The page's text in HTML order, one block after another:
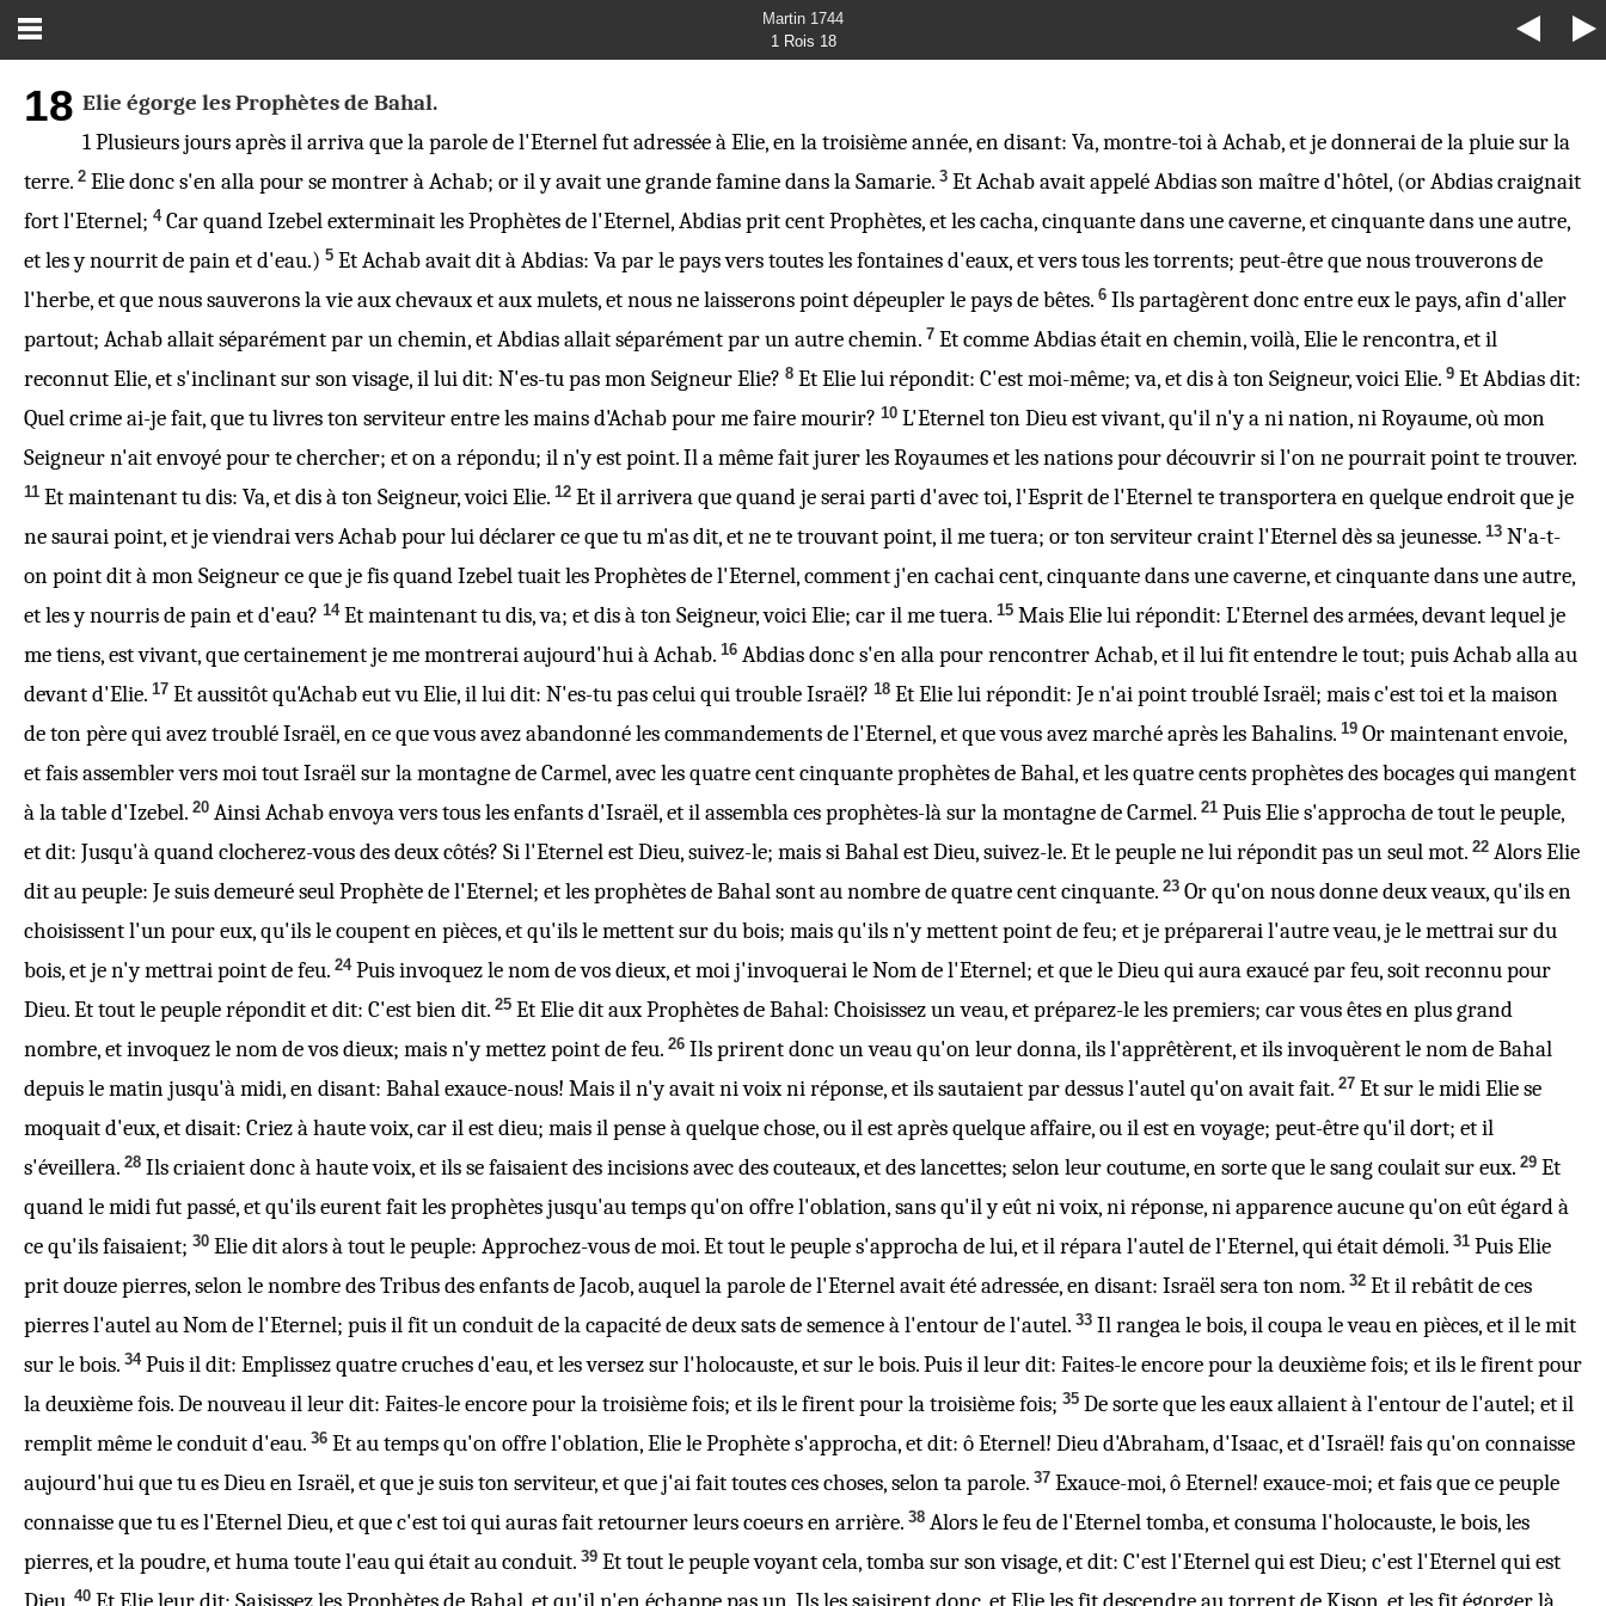
Martin 1744
1 Rois 18
18 Elie égorge les Prophètes de Bahal.
1Plusieurs jours après il arriva que la parole de l'Eternel futadresséeà Elie, en la troisième année, en disant: Va, montre-toi à Achab, et je donnerai de la pluie sur la
terre. 2 Elie donc s'en alla pour se montrer à Achab; or il y avait une grande famine dans la Samarie. 3 Et Achab avait appelé Abdias son maître d'hôtel, (or Abdias craignait
fort l'Eternel; 4 Car quand Izebel exterminait les Prophètes de l'Eternel, Abdias prit cent Prophètes, et les cacha, cinquante dans une caverne, et cinquante dans une autre,
et les y nourrit de pain et d'eau.) 5 Et Achab avait dit à Abdias: Va par le pays vers toutes les fontaines d'eaux, et vers tous les torrents; peut-être que nous trouverons de
l'herbe, et que nous sauverons la vie aux chevaux et aux mulets, et nous ne laisserons point dépeupler le pays de bêtes. 6 Ils partagèrent donc entre eux le pays, afin d'aller
partout; Achab allait séparément par un chemin, et Abdias allait séparément par un autre chemin. 7 Et comme Abdias était en chemin, voilà, Elie le rencontra, et il
reconnut Elie, et s'inclinant sur son visage, il lui dit: N'es-tu pas mon Seigneur Elie? 8 EtElielui répondit: C'est moi-même; va,etdis à ton Seigneur, voici Elie. 9 Et Abdias dit:
Quel crime ai-je fait, que tu livres ton serviteur entre les mains d'Achab pour me faire mourir? 10 L'Eternel ton Dieu est vivant, qu'il n'y a ni nation, ni Royaume, où mon
Seigneur n'ait envoyé pour te chercher; et on a répondu; il n'y est point. Il a même fait jurer les Royaumes et les nationspour découvrirsi l'on ne pourrait point te trouver.
11 Et maintenant tu dis: Va,etdis à ton Seigneur, voici Elie. 12 Et il arrivera que quand je serai parti d'avec toi, l'Esprit de l'Eternel te transportera en quelque endroit que je
ne saurai point, et je viendrai vers Achab pour lui déclarerce que tu m'as dit, et ne te trouvant point, il me tuera; or ton serviteur craint l'Eternel dès sa jeunesse. 13 N'a-t-
on point dit à mon Seigneur ce que je fis quand Izebel tuait les Prophètes de l'Eternel, comment j'en cachai cent, cinquante dans une caverne, et cinquante dans une autre,
et les y nourris de pain et d'eau? 14 Et maintenant tu dis, va; etdis à ton Seigneur, voici Elie; car il me tuera. 15 Mais Elie lui répondit: L'Eternel des armées, devant lequel je
me tiens, est vivant, que certainement je me montrerai aujourd'hui à Achab. 16 Abdias donc s'en alla pour rencontrer Achab, et il lui fit entendre le tout; puis Achab alla au
devant d'Elie. 17 Et aussitôt qu'Achab eut vu Elie, il lui dit: N'es-tu pas celui qui trouble Israël? 18 EtElielui répondit: Je n'ai point troublé Israël; maisc'esttoi et la maison
de ton pèrequi avez troublé Israël, en ce que vous avez abandonné les commandements de l'Eternel, et que vous avez marché après les Bahalins. 19 Or maintenant envoie,
et fais assembler vers moi tout Israël sur la montagne de Carmel, avec les quatre cent cinquante prophètes de Bahal, et les quatre cents prophètes des bocages qui mangent
à la table d'Izebel. 20 Ainsi Achab envoya vers tous les enfants d'Israël, et il assembla ces prophètes-là sur la montagne de Carmel. 21 Puis Elie s'approcha de tout le peuple,
et dit: Jusqu'à quand clocherez-vous des deux côtés? Si l'Eternel est Dieu, suivez-le; mais si Bahalest Dieu, suivez-le. Et le peuple ne lui répondit pas un seul mot. 22 Alors Elie
dit au peuple: Je suis demeuré seul Prophète de l'Eternel; et les prophètes de Bahalsont au nombre dequatre cent cinquante. 23 Or qu'on nous donne deux veaux, qu'ils en
choisissent l'un pour eux, qu'ils le coupent en pièces, et qu'ils le mettent sur du bois; mais qu'ils n'y mettent point de feu; et je préparerai l'autre veau, je le mettrai sur du
bois, et je n'y mettrai point de feu. 24 Puis invoquez le nom de vos dieux, et moi j'invoquerai le Nom de l'Eternel; et que le Dieu qui aura exaucé par feu, soitreconnu pour
Dieu. Et tout le peuple répondit et dit: C'est bien dit. 25 Et Elie dit aux Prophètes de Bahal: Choisissez un veau, et préparez-le les premiers; car vous êtes en plus grand
nombre, et invoquez le nom de vos dieux; mais n'y mettez point de feu. 26 Ils prirent donc un veau qu'on leur donna, ils l'apprêtèrent, et ils invoquèrent le nom de Bahal
depuis le matin jusqu'à midi, en disant: Bahal exauce-nous! Mais il n'y avait ni voix ni réponse, et ils sautaient par dessus l'autel qu'on avait fait. 27 Et sur le midi Elie se
moquait d'eux, et disait: Criez à haute voix, car il est dieu; mais il pense à quelque chose, ou il est après quelque affaire, ou il est en voyage; peut-être qu'il dort; et il
s'éveillera. 28 Ils criaient donc à haute voix, et ils se faisaient des incisions avec des couteaux, et des lancettes; selon leur coutume, en sorte que le sang coulait sur eux. 29 Et
quand le midi fut passé, et qu'ils eurent fait les prophètes jusqu'au temps qu'on offre l'oblation, sans qu'il y eût ni voix, ni réponse, ni apparence aucune qu'on eût égard à
ce qu'ils faisaient; 30 Elie dit alors à tout le peuple: Approchez-vous de moi. Et tout le peuple s'approcha de lui, et il répara l'autel de l'Eternel, qui était démoli. 31 Puis Elie
prit douze pierres, selon le nombre des Tribus des enfants de Jacob, auquel la parole de l'Eternel avait été adressée, en disant: Israël sera ton nom. 32 Et il rebâtit de ces
pierres l'autel au Nom de l'Eternel; puis il fit un conduit de la capacité de deux sats de semence à l'entour de l'autel. 33 Il rangea le bois, il coupa le veau en pièces, et il le mit
sur le bois. 34 Puis il dit: Emplissez quatre cruches d'eau, et les versez sur l'holocauste, et sur le bois. Puis il leur dit: Faites-le encore pour la deuxième fois; et ils le firent pour
la deuxième fois. De nouveau il leur dit: Faites-le encore pour la troisième fois; et ils le firent pour la troisième fois; 35 De sorte que les eaux allaient à l'entour de l'autel; et il
remplit même le conduit d'eau. 36 Et au temps qu'on offre l'oblation, Elie le Prophète s'approcha, et dit: ô Eternel! Dieu d'Abraham, d'Isaac, et d'Israël! faisqu'on connaisse
aujourd'hui que tu es Dieu en Israël, et que je suis ton serviteur, et que j'ai fait toutes ces choses, selon ta parole. 37 Exauce-moi, ô Eternel! exauce-moi; etfaisque ce peuple
connaisse que tu es l'Eternel Dieu, et que c'est toi qui auras fait retourner leurs coeurs en arrière. 38 Alors le feu de l'Eternel tomba, et consuma l'holocauste, le bois, les
pierres, et la poudre, et huma toute l'eau qui était au conduit. 39 Et tout le peuple voyant cela, tomba sur son visage, et dit: C'est l'Eternel qui est Dieu; c'est l'Eternel qui est
40